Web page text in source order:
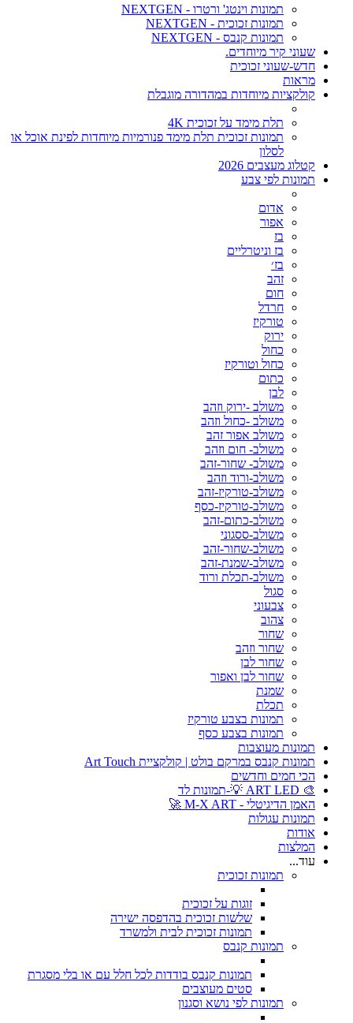
תמונות וינטג' ורטרו - NEXTGEN
תמונות זכוכית - NEXTGEN
תמונות קנבס - NEXTGEN
שעוני קיר מיוחדים.
חדש-שעוני זכוכית
מראות
קולקציות מיוחדות במהדורה מוגבלת
תלת מימד על זכוכית 4K
תמונות זכוכית תלת מימד פנורמיות מיוחדות לפינת אוכל או
לסלון
קטלוג מעצבים 2026
תמונות לפי צבע
אדום
אפור
בז
בז וניטרליים
בז׳
זהב
חום
חרדל
טורקיז
ירוק
כחול
כחול וטורקיז
כתום
לבן
משולב -ירוק וזהב
משולב -כחול וזהב
משולב אפור זהב
משולב- חום וזהב
משולב- שחור-זהב
משולב-ורוד וזהב
משולב-טורקיז-זהב
משולב-טורקיז-כסף
משולב-כתום-זהב
משולב-ססגוני
משולב-שחור-זהב
משולב-שמנת-זהב
משולב-תכלת ורוד
סגול
צבעוני
צהוב
שחור
שחור וזהב
שחור לבן
שחור לבן ואפור
שמנת
תכלת
תמונות בצבע טורקיז
תמונות בצבע כסף
תמונות מעוצבות
תמונות קנבס במרקם בולט | קולקציית Art Touch
הכי חמים וחדשים
🎨 ART LED 💡-תמונות לד
האמן הדיגיטלי - M-X ART 🚀
תמונות עגולות
אודות
המלצות
עוד...
תמונות זכוכית
זוגות על זכוכית
שלשות זכוכית בהדפסה ישירה
תמונות זכוכית לבית ולמשרד
תמונות קנבס
תמונות קנבס בודדות לכל חלל עם או בלי מסגרת
סטים מעוצבים
תמונות לפי נושא וסגנון